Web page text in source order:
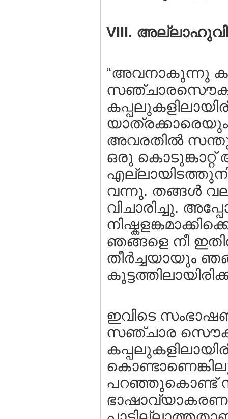
VIII.
“അവനാകുന്നു
അവരതില്‍
ഒരു കൊടുങ്കാറ്റ്‌
വന്നു. തങ്ങള്‍
വിചാരിച്ചു.
ഞങ്ങളെ നീ
തീര്‍ച്ചയായും
ഇവിടെ
സഞ്ചാര
പറഞ്ഞുകൊണ്ട്